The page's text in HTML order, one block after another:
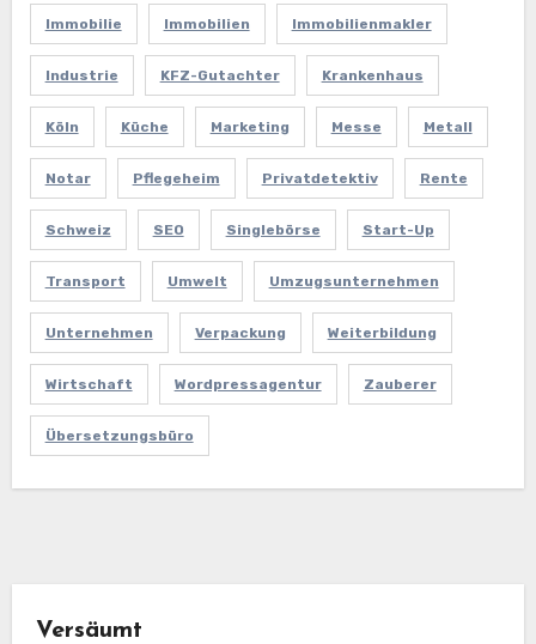
Immobilie Immobilien Immobilienmakler
Industrie KFZ-Gutachter Krankenhaus
Köln Küche Marketing Messe Metall
Notar Pflegeheim Privatdetektiv Rente
Schweiz SEO Singlebörse Start-Up
Transport Umwelt Umzugsunternehmen
Unternehmen Verpackung Weiterbildung
Wirtschaft Wordpressagentur Zauberer
Übersetzungsbüro
Versäumt